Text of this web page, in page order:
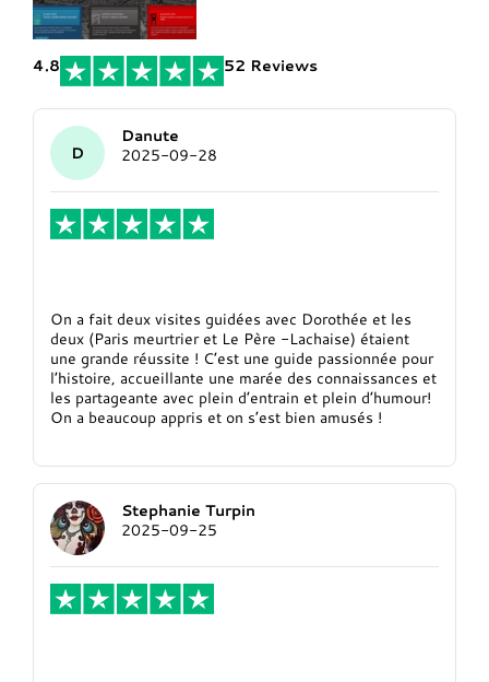
4.8 52 Reviews
D
Danute
2025-09-28
On a fait deux visites guidées avec Dorothée et les
deux (Paris meurtrier et Le Père -Lachaise) étaient
une grande réussite ! C’est une guide passionnée pour
l’histoire, accueillante une marée des connaissances et
les partageante avec plein d’entrain et plein d’humour!
On a beaucoup appris et on s’est bien amusés !
Stephanie Turpin
2025-09-25